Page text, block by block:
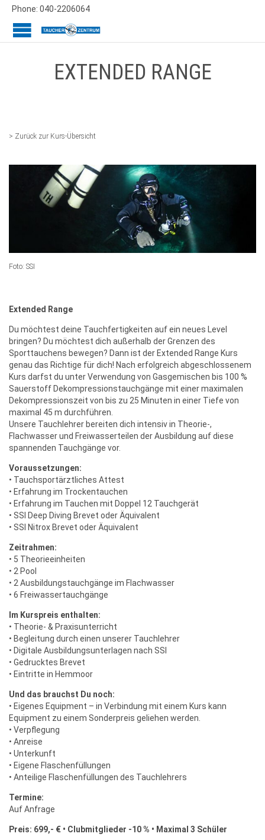
Phone: 040-2206064
EXTENDED RANGE
> Zurück zur Kurs-Übersicht
Foto: SSI
Extended Range
Du möchtest deine Tauchfertigkeiten auf ein neues Level
bringen? Du möchtest dich außerhalb der Grenzen des
Sporttauchens bewegen? Dann ist der Extended Range Kurs
genau das Richtige für dich! Nach erfolgreich abgeschlossenem
Kurs darfst du unter Verwendung von Gasgemischen bis 100 %
Sauerstoff Dekompressionstauchgänge mit einer maximalen
Dekompressionszeit von bis zu 25 Minuten in einer Tiefe von
maximal 45 m durchführen.
Unsere Tauchlehrer bereiten dich intensiv in Theorie-,
Flachwasser und Freiwasserteilen der Ausbildung auf diese
spannenden Tauchgänge vor.
Voraussetzungen:
• Tauchsportärztliches Attest
• Erfahrung im Trockentauchen
• Erfahrung im Tauchen mit Doppel 12 Tauchgerät
• SSI Deep Diving Brevet oder Äquivalent
• SSI Nitrox Brevet oder Äquivalent
Zeitrahmen:
• 5 Theorieeinheiten
• 2 Pool
• 2 Ausbildungstauchgänge im Flachwasser
• 6 Freiwassertauchgänge
Im Kurspreis enthalten:
• Theorie- & Praxisunterricht
• Begleitung durch einen unserer Tauchlehrer
• Digitale Ausbildungsunterlagen nach SSI
• Gedrucktes Brevet
• Eintritte in Hemmoor
Und das brauchst Du noch:
• Eigenes Equipment – in Verbindung mit einem Kurs kann
Equipment zu einem Sonderpreis geliehen werden.
• Verpflegung
• Anreise
• Unterkunft
• Eigene Flaschenfüllungen
• Anteilige Flaschenfüllungen des Tauchlehrers
Termine:
Auf Anfrage
Preis: 699,- € • Clubmitglieder -10 % • Maximal 3 Schüler